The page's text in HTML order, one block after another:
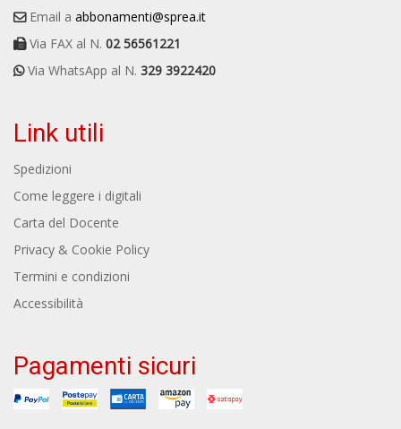
Email a abbonamenti@sprea.it
Via FAX al N. 02 56561221
Via WhatsApp al N. 329 3922420
Link utili
Spedizioni
Come leggere i digitali
Carta del Docente
Privacy & Cookie Policy
Termini e condizioni
Accessibilità
Pagamenti sicuri